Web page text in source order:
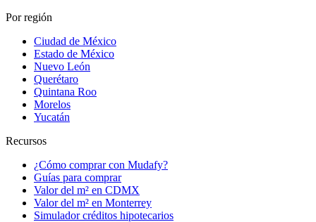
Por región
Ciudad de México
Estado de México
Nuevo León
Querétaro
Quintana Roo
Morelos
Yucatán
Recursos
¿Cómo comprar con Mudafy?
Guías para comprar
Valor del m² en CDMX
Valor del m² en Monterrey
Simulador créditos hipotecarios